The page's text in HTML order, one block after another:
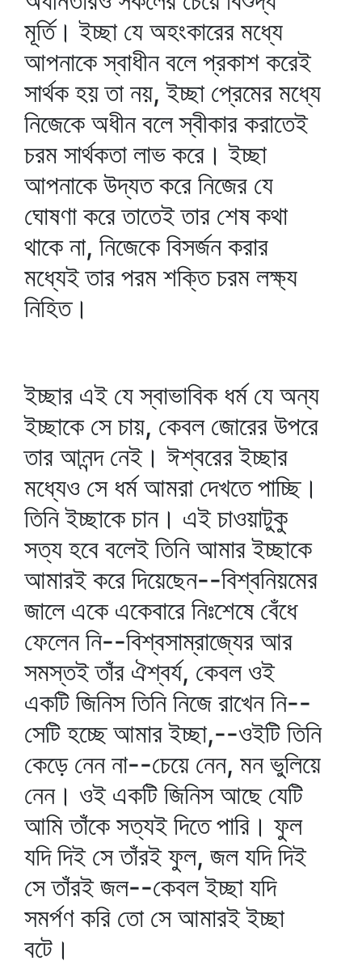
মূর্তি। ইচ্ছা যে অহংকারের মধ্যে
আপনাকে স্বাধীন বলে প্রকাশ করেই
সার্থক হয় তা নয়, ইচ্ছা প্রেমের মধ্যে
নিজেকে অধীন বলে স্বীকার করাতেই
চরম সার্থকতা লাভ করে। ইচ্ছা
আপনাকে উদ্যত করে নিজের যে
ঘোষণা করে তাতেই তার শেষ কথা
থাকে না, নিজেকে বিসর্জন করার
মধ্যেই তার পরম শক্তি চরম লক্ষ্য
নিহিত।
ইচ্ছার এই যে স্বাভাবিক ধর্ম যে অন্য
ইচ্ছাকে সে চায়, কেবল জোরের উপরে
তার আনন্দ নেই। ঈশ্বরের ইচ্ছার
মধ্যেও সে ধর্ম আমরা দেখতে পাচ্ছি।
তিনি ইচ্ছাকে চান। এই চাওয়াটুকু
সত্য হবে বলেই তিনি আমার ইচ্ছাকে
আমারই করে দিয়েছেন--বিশ্বনিয়মের
জালে একে একেবারে নিঃশেষে বেঁধে
ফেলেন নি--বিশ্বসাম্রাজ্যের আর
সমস্তই তাঁর ঐশ্বর্য, কেবল ওই
একটি জিনিস তিনি নিজে রাখেন নি--
সেটি হচ্ছে আমার ইচ্ছা,--ওইটি তিনি
কেড়ে নেন না--চেয়ে নেন, মন ভুলিয়ে
নেন। ওই একটি জিনিস আছে যেটি
আমি তাঁকে সত্যই দিতে পারি। ফুল
যদি দিই সে তাঁরই ফুল, জল যদি দিই
সে তাঁরই জল--কেবল ইচ্ছা যদি
সমর্পণ করি তো সে আমারই ইচ্ছা
বটে।